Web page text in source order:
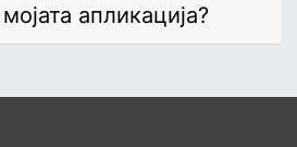
апликација?